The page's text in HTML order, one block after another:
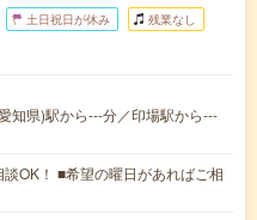
土日祝日が休み 残業なし
知県)駅から---分／印場駅から---
OK！ ■希望の曜日があればご相